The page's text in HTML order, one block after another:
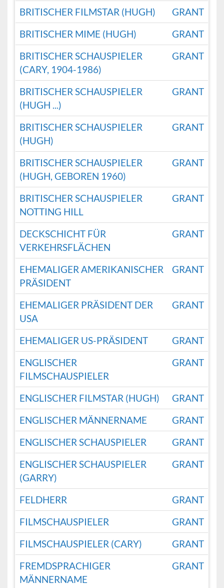
BRITISCHER FILMSTAR (HUGH)
GRANT
BRITISCHER MIME (HUGH)
GRANT
BRITISCHER SCHAUSPIELER
(CARY, 1904-1986)
GRANT
BRITISCHER SCHAUSPIELER
(HUGH ...)
GRANT
BRITISCHER SCHAUSPIELER
(HUGH)
GRANT
BRITISCHER SCHAUSPIELER
(HUGH, GEBOREN 1960)
GRANT
BRITISCHER SCHAUSPIELER
NOTTING HILL
GRANT
DECKSCHICHT FÜR
VERKEHRSFLÄCHEN
GRANT
EHEMALIGER AMERIKANISCHER
PRÄSIDENT
GRANT
EHEMALIGER PRÄSIDENT DER
USA
GRANT
EHEMALIGER US-PRÄSIDENT
GRANT
ENGLISCHER
FILMSCHAUSPIELER
GRANT
ENGLISCHER FILMSTAR (HUGH)
GRANT
ENGLISCHER MÄNNERNAME
GRANT
ENGLISCHER SCHAUSPIELER
GRANT
ENGLISCHER SCHAUSPIELER
(GARRY)
GRANT
FELDHERR
GRANT
FILMSCHAUSPIELER
GRANT
FILMSCHAUSPIELER (CARY)
GRANT
FREMDSPRACHIGER
MÄNNERNAME
GRANT